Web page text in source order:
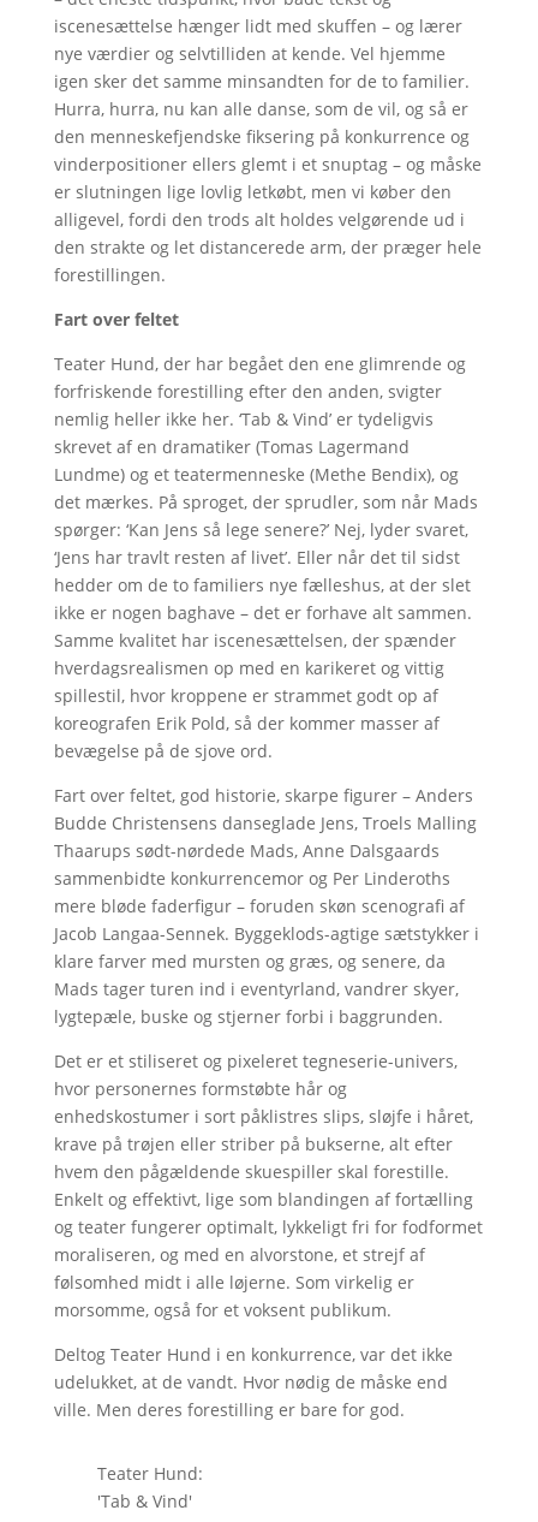
iscenesættelse hænger lidt med skuffen – og lærer
nye værdier og selvtilliden at kende. Vel hjemme
igen sker det samme minsandten for de to familier.
Hurra, hurra, nu kan alle danse, som de vil, og så er
den menneskefjendske fiksering på konkurrence og
vinderpositioner ellers glemt i et snuptag – og måske
er slutningen lige lovlig letkøbt, men vi køber den
alligevel, fordi den trods alt holdes velgørende ud i
den strakte og let distancerede arm, der præger hele
forestillingen.
Fart over feltet
Teater Hund, der har begået den ene glimrende og
forfriskende forestilling efter den anden, svigter
nemlig heller ikke her. ‘Tab & Vind’ er tydeligvis
skrevet af en dramatiker (Tomas Lagermand
Lundme) og et teatermenneske (Methe Bendix), og
det mærkes. På sproget, der sprudler, som når Mads
spørger: ‘Kan Jens så lege senere?’ Nej, lyder svaret,
‘Jens har travlt resten af livet’. Eller når det til sidst
hedder om de to familiers nye fælleshus, at der slet
ikke er nogen baghave – det er forhave alt sammen.
Samme kvalitet har iscenesættelsen, der spænder
hverdagsrealismen op med en karikeret og vittig
spillestil, hvor kroppene er strammet godt op af
koreografen Erik Pold, så der kommer masser af
bevægelse på de sjove ord.
Fart over feltet, god historie, skarpe figurer – Anders
Budde Christensens danseglade Jens, Troels Malling
Thaarups sødt-nørdede Mads, Anne Dalsgaards
sammenbidte konkurrencemor og Per Linderoths
mere bløde faderfigur – foruden skøn scenografi af
Jacob Langaa-Sennek. Byggeklods-agtige sætstykker i
klare farver med mursten og græs, og senere, da
Mads tager turen ind i eventyrland, vandrer skyer,
lygtepæle, buske og stjerner forbi i baggrunden.
Det er et stiliseret og pixeleret tegneserie-univers,
hvor personernes formstøbte hår og
enhedskostumer i sort påklistres slips, sløjfe i håret,
krave på trøjen eller striber på bukserne, alt efter
hvem den pågældende skuespiller skal forestille.
Enkelt og effektivt, lige som blandingen af fortælling
og teater fungerer optimalt, lykkeligt fri for fodformet
moraliseren, og med en alvorstone, et strejf af
følsomhed midt i alle løjerne. Som virkelig er
morsomme, også for et voksent publikum.
Deltog Teater Hund i en konkurrence, var det ikke
udelukket, at de vandt. Hvor nødig de måske end
ville. Men deres forestilling er bare for god.
Teater Hund:
'Tab & Vind'